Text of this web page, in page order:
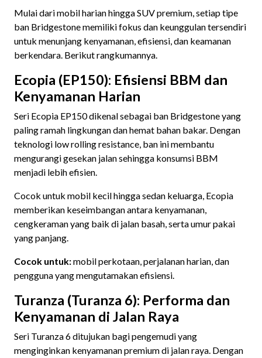
Mulai dari mobil harian hingga SUV premium, setiap tipe
ban Bridgestone memiliki fokus dan keunggulan tersendiri
untuk menunjang kenyamanan, efisiensi, dan keamanan
berkendara. Berikut rangkumannya.
Ecopia (EP150): Efisiensi BBM dan
Kenyamanan Harian
Seri Ecopia EP150 dikenal sebagai ban Bridgestone yang
paling ramah lingkungan dan hemat bahan bakar. Dengan
teknologi low rolling resistance, ban ini membantu
mengurangi gesekan jalan sehingga konsumsi BBM
menjadi lebih efisien.
Cocok untuk mobil kecil hingga sedan keluarga, Ecopia
memberikan keseimbangan antara kenyamanan,
cengkeraman yang baik di jalan basah, serta umur pakai
yang panjang.
Cocok untuk:mobil perkotaan, perjalanan harian, dan
pengguna yang mengutamakan efisiensi.
Turanza (Turanza 6): Performa dan
Kenyamanan di Jalan Raya
Seri Turanza 6 ditujukan bagi pengemudi yang
menginginkan kenyamanan premium di jalan raya. Dengan